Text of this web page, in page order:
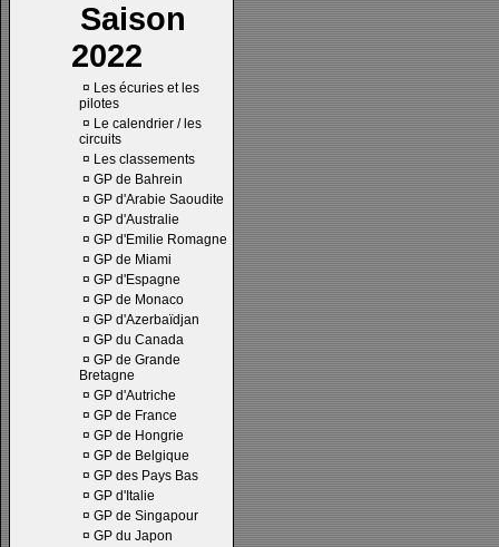
Saison
2022
¤ Les écuries et les
pilotes
¤ Le calendrier / les
circuits
¤ Les classements
¤ GP de Bahrein
¤ GP d'Arabie Saoudite
¤ GP d'Australie
¤ GP d'Emilie Romagne
¤ GP de Miami
¤ GP d'Espagne
¤ GP de Monaco
¤ GP d'Azerbaïdjan
¤ GP du Canada
¤ GP de Grande
Bretagne
¤ GP d'Autriche
¤ GP de France
¤ GP de Hongrie
¤ GP de Belgique
¤ GP des Pays Bas
¤ GP d'Italie
¤ GP de Singapour
¤ GP du Japon